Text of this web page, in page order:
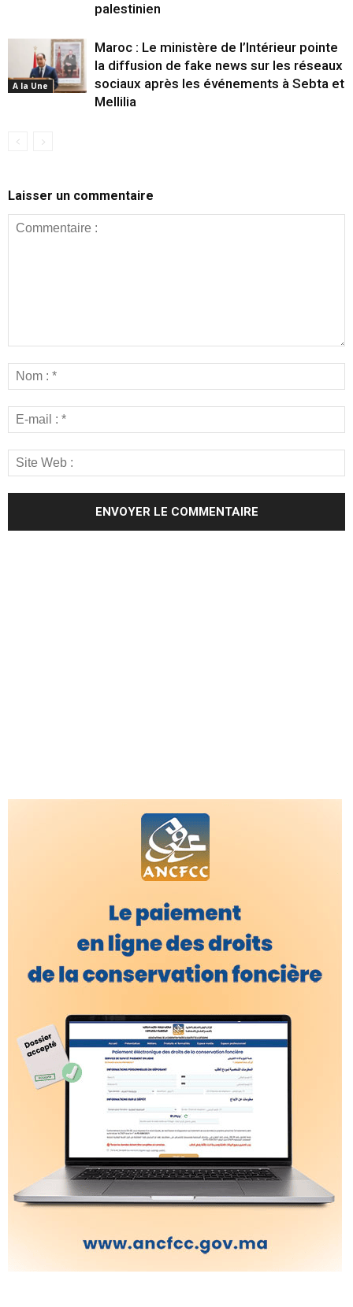
palestinien
A la Une
Maroc : Le ministère de l’Intérieur pointe
la diffusion de fake news sur les réseaux
sociaux après les événements à Sebta et
Mellilia
Laisser un commentaire